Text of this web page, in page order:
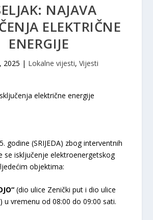
NAJAVA
ELEKTRIČNE
ENERGIJE
2025 | Lokalne vijesti, Vijesti
godine (SRIJEDA) zbog interventnih
se isključenje elektroenergetskog
objektima:
(dio ulice Zenički put i dio ulice
u vremenu od 08:00 do 09:00 sati.